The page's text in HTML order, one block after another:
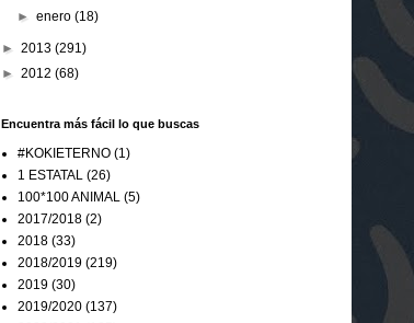
►enero(18)
► 2013 (291)
► 2012 (68)
Encuentra más fácil lo que buscas
#KOKIETERNO (1)
1 ESTATAL (26)
100*100 ANIMAL (5)
2017/2018 (2)
2018 (33)
2018/2019 (219)
2019 (30)
2019/2020 (137)